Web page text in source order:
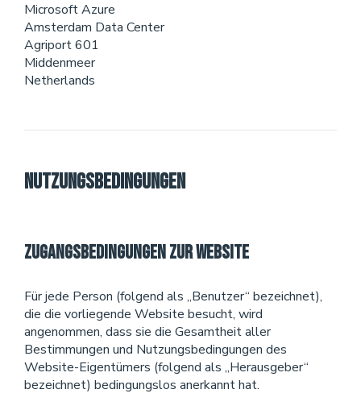
Microsoft Azure
Amsterdam Data Center
Agriport 601
Middenmeer
Netherlands
Nutzungsbedingungen
Zugangsbedingungen zur Website
Für jede Person (folgend als „Benutzer“ bezeichnet),
die die vorliegende Website besucht, wird
angenommen, dass sie die Gesamtheit aller
Bestimmungen und Nutzungsbedingungen des
Website-Eigentümers (folgend als „Herausgeber“
bezeichnet) bedingungslos anerkannt hat.